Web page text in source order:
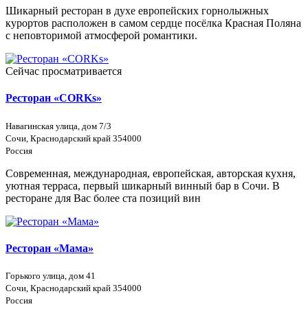
Шикарный ресторан в духе европейских горнолыжных
курортов расположен в самом сердце посёлка Красная Поляна
с неповторимой атмосферой романтики.
Сейчас просматривается
Ресторан «CORKs»
Навагинская улица, дом 7/3
Сочи, Краснодарский край 354000
Россия
Современная, международная, европейская, авторская кухня,
уютная терраса, первый шикарный винный бар в Сочи. В
ресторане для Вас более ста позиций вин
Ресторан «Мама»
Горького улица, дом 41
Сочи, Краснодарский край 354000
Россия